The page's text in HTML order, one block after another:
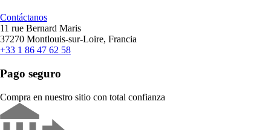
Contáctanos
11 rue Bernard Maris
37270 Montlouis-sur-Loire, Francia
+33 1 86 47 62 58
Pago seguro
Compra en nuestro sitio con total confianza